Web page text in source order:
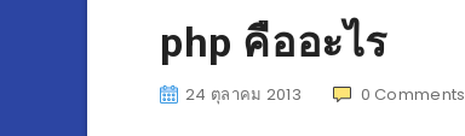
php คืออะไร
24 ตุลาคม 2013 0 Comments